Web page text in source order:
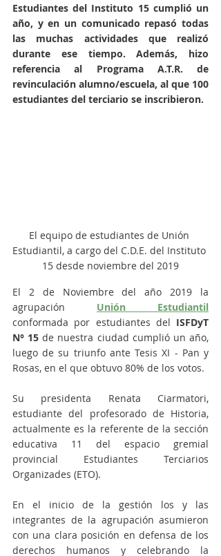
Estudiantes del Instituto 15 cumplió un
año, y en un comunicado repasó todas
las muchas actividades que realizó
durante ese tiempo. Además, hizo
referencia al Programa A.T.R. de
revinculación alumno/escuela, al que 100
estudiantes del terciario se inscribieron.
El equipo de estudiantes de Unión
Estudiantil, a cargo del C.D.E. del Instituto
15 desde noviembre del 2019
El 2 de Noviembre del año 2019 la
agrupación Unión Estudiantil
conformada por estudiantes del ISFDyT
N° 15 de nuestra ciudad cumplió un año,
luego de su triunfo ante Tesis XI - Pan y
Rosas, en el que obtuvo 80% de los votos.
Su presidenta Renata Ciarmatori,
estudiante del profesorado de Historia,
actualmente es la referente de la sección
educativa 11 del espacio gremial
provincial Estudiantes Terciarios
Organizades (ETO).
En el inicio de la gestión los y las
integrantes de la agrupación asumieron
con una clara posición en defensa de los
derechos humanos y celebrando la